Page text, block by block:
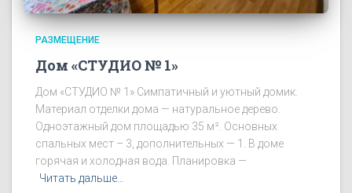
РАЗМЕЩЕНИЕ
Дом «СТУДИО № 1»
Дом «СТУДИО № 1» Симпатичный и уютный домик.
Материал отделки дома — натуральное дерево.
Одноэтажный дом площадью 35 м². Основных
спальных мест – 3, дополнительных — 1. В доме
горячая и холодная вода. Планировка —
Читать дальше…